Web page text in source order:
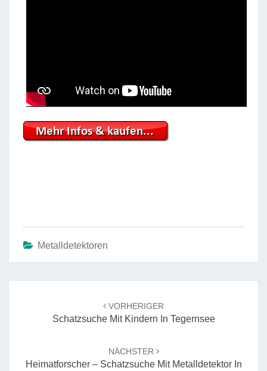
Metalldetektoren
VORHERIGER
Schatzsuche Mit Kindern In Tegernsee
NÄCHSTER
Heimatforscher – Schatzsuche Mit Metalldetektor In